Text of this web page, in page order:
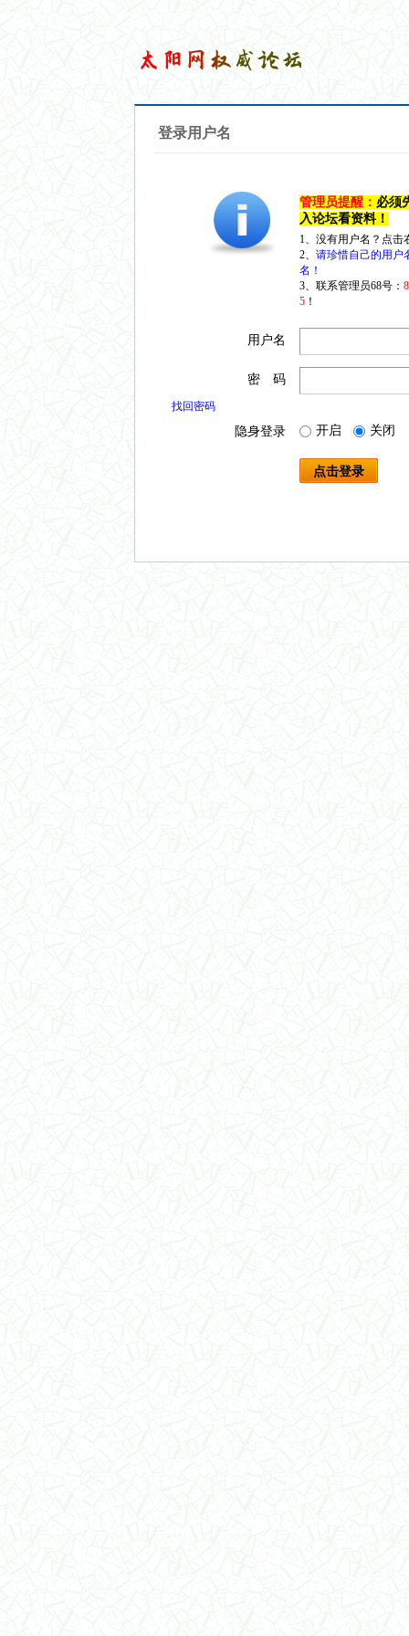
登录用户名
管理员提醒： 必须
入论坛看资料！
1、没有用户名？点
2、 请珍惜自己的用户
名！
3、联系管理员68号：
5 ！
用户名
密 码
找回密码
隐身登录 开启 关闭
点击登录